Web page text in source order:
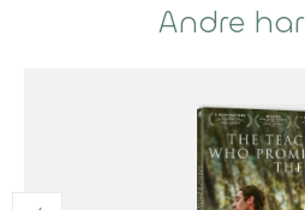
Andre